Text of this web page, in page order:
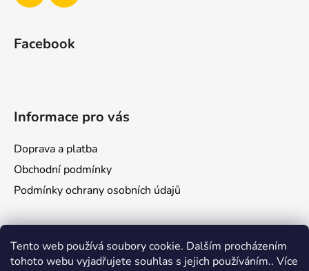
Tento web používá soubory cookie. Dalším procházením
tohoto webu vyjadřujete souhlas s jejich používáním.. Více
Facebook
Informace pro vás
Doprava a platba
Obchodní podmínky
Podmínky ochrany osobních údajů